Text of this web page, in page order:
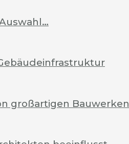
großartigen Bauwerken